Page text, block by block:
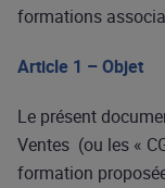
formations
Article 1 – Objet
Le présent
Ventes (ou les «
formation